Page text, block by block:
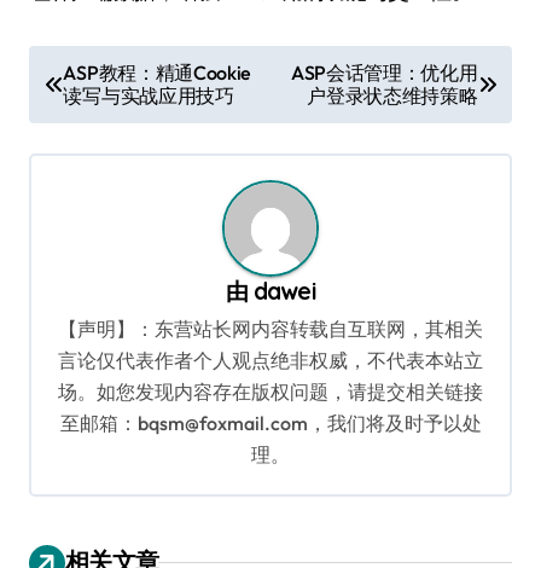
章
导
ASP教程：精通Cookie
读写与实战应用技巧
ASP会话管理：优化用
户登录状态维持策略
由 dawei
【声明】：东营站长网内容转载自互联网，其相关
言论仅代表作者个人观点绝非权威，不代表本站立
场。如您发现内容存在版权问题，请提交相关链接
至邮箱：bqsm@foxmail.com，我们将及时予以处
理。
相关文章